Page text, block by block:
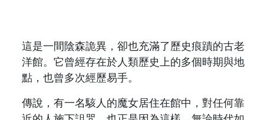
這是一間陰森詭異，卻也充滿了歷史痕蹟的古老
洋館。它曾經存在於人類歷史上的多個時期與地
點，也曾多次經歷易手。
傳說，有一名駭人的魔女居住在館中，對任何靠